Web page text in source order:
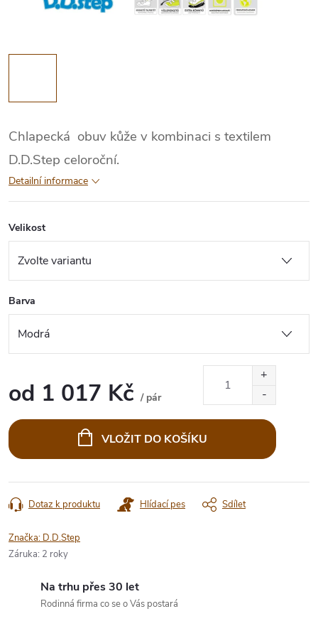
Chlapecká obuv kůže v kombinaci s textilem
D.D.Step celoroční.
Detailní informace
Velikost
Barva
od 1 017 Kč / pár
cena:
VLOŽIT DO KOŠÍKU
Dotaz k produktu Hlídací pes Sdílet
Značka: D.D.Step
Záruka: 2 roky
Na trhu přes 30 let
Rodinná firma co se o Vás postará